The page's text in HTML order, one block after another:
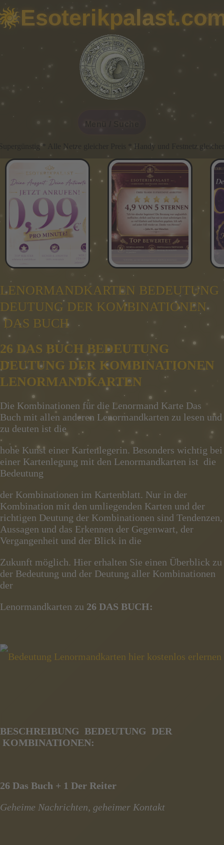
Menü / Suche
gleicher Preis * Handy und Festnetz gleicher Preis * Immer
LENORMANDKARTEN BEDEUTUNG
DEUTUNG DER KOMBINATIONEN
DAS BUCH
26 DAS BUCH BEDEUTUNG
DEUTUNG DER KOMBINATIONEN
LENORMANDKARTEN
Die Kombinationen für die Lenormand Karte Das
Buch mit allen anderen Lenormandkarten zu lesen und
zu deuten ist die
hohe Kunst einer Kartenlegerin. Besonders wichtig bei
einer Kartenlegung mit den Lenormandkarten ist die
Bedeutung
der Kombinationen im Kartenblatt. Nur in der
Kombination mit den umliegenden Karten und der
richtigen Deutung der Kombinationen sind Tendenzen,
Aussagen und das Erkennen der Gegenwart, der
Vergangenheit und der Blick in die
Zukunft möglich. Hier erhalten Sie einen Überblick zu
der Bedeutung und der Deutung aller Kombinationen
der
Lenormandkarten zu 26 DAS BUCH:
BESCHREIBUNG BEDEUTUNG DER
KOMBINATIONEN:
26 Das Buch + 1 Der Reiter
Geheime Nachrichten, geheimer Kontakt